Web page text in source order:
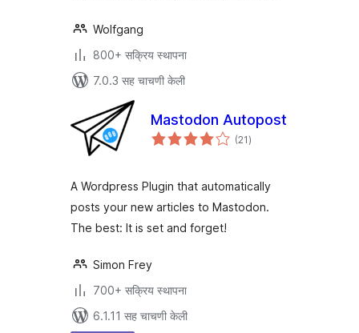
Wolfgang
800+ सक्रिय स्थापना
7.0.3 सह चाचणी केली
Mastodon Autopost
(21एकूण
मूल्यांकन
)
A Wordpress Plugin that automatically
posts your new articles to Mastodon.
The best: It is set and forget!
Simon Frey
700+ सक्रिय स्थापना
6.1.11 सह चाचणी केली